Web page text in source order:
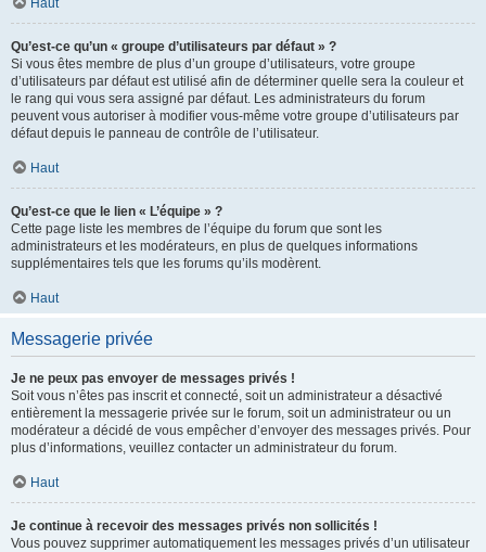
Haut
Qu’est-ce qu’un « groupe d’utilisateurs par défaut » ?
Si vous êtes membre de plus d’un groupe d’utilisateurs, votre groupe
d’utilisateurs par défaut est utilisé afin de déterminer quelle sera la couleur et
le rang qui vous sera assigné par défaut. Les administrateurs du forum
peuvent vous autoriser à modifier vous-même votre groupe d’utilisateurs par
défaut depuis le panneau de contrôle de l’utilisateur.
Haut
Qu’est-ce que le lien « L’équipe » ?
Cette page liste les membres de l’équipe du forum que sont les
administrateurs et les modérateurs, en plus de quelques informations
supplémentaires tels que les forums qu’ils modèrent.
Haut
Messagerie privée
Je ne peux pas envoyer de messages privés !
Soit vous n’êtes pas inscrit et connecté, soit un administrateur a désactivé
entièrement la messagerie privée sur le forum, soit un administrateur ou un
modérateur a décidé de vous empêcher d’envoyer des messages privés. Pour
plus d’informations, veuillez contacter un administrateur du forum.
Haut
Je continue à recevoir des messages privés non sollicités !
Vous pouvez supprimer automatiquement les messages privés d’un utilisateur